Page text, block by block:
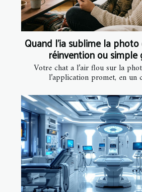
Quand l’ia sublime la
réinvention ou simple
Votre chat a l’air flou sur la
l’application promet, en un